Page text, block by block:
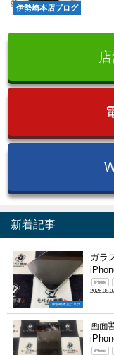
伊勢崎本店ブログ
新着記事
伊勢崎本店ブログ
ガラ
iPhone
画面
iPhone